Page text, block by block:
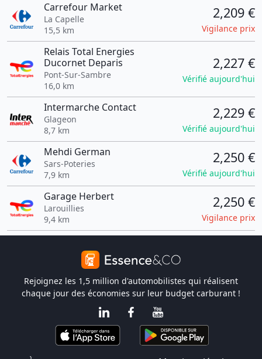
Carrefour Market
La Capelle
15,5 km
2,209 €
Vigilance prix
Relais Total Energies
Ducornet Deparis
Pont-Sur-Sambre
16,0 km
2,227 €
Vérifié aujourd'hui
Intermarche Contact
Glageon
8,7 km
2,229 €
Vérifié aujourd'hui
Mehdi German
Sars-Poteries
7,9 km
2,250 €
Vérifié aujourd'hui
Garage Herbert
Larouillies
9,4 km
2,250 €
Vigilance prix
Rejoignez les 1,5 million d'automobilistes qui réalisent
chaque jour des économies sur leur budget carburant !